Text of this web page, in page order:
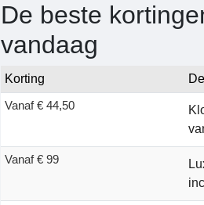
De beste
vandaag
Korting
Vanaf € 44,50
Vanaf € 99